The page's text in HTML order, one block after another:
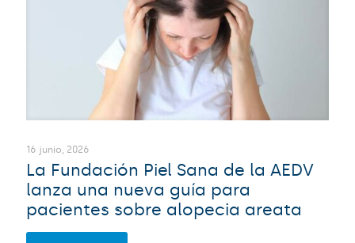
16 junio, 2026
La Fundación Piel Sana de la AEDV
lanza una nueva guía para
pacientes sobre alopecia areata